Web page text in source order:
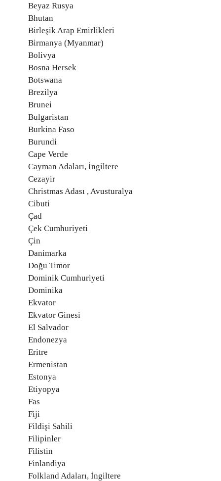
Beyaz Rusya
Bhutan
Birleşik Arap Emirlikleri
Birmanya (Myanmar)
Bolivya
Bosna Hersek
Botswana
Brezilya
Brunei
Bulgaristan
Burkina Faso
Burundi
Cape Verde
Cayman Adaları, İngiltere
Cezayir
Christmas Adası , Avusturalya
Cibuti
Çad
Çek Cumhuriyeti
Çin
Danimarka
Doğu Timor
Dominik Cumhuriyeti
Dominika
Ekvator
Ekvator Ginesi
El Salvador
Endonezya
Eritre
Ermenistan
Estonya
Etiyopya
Fas
Fiji
Fildişi Sahili
Filipinler
Filistin
Finlandiya
Folkland Adaları, İngiltere